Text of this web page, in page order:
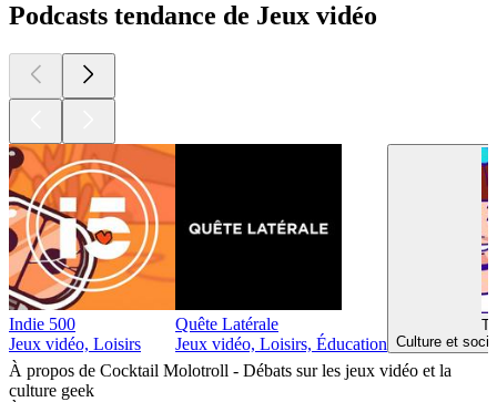
Podcasts tendance de Jeux vidéo
Indie 500
Jeux vidéo, Loisirs
Quête Latérale
Jeux vidéo, Loisirs, Éducation Culture et
À propos de Cocktail Molotroll - Débats sur les jeux vidéo et la
culture geek